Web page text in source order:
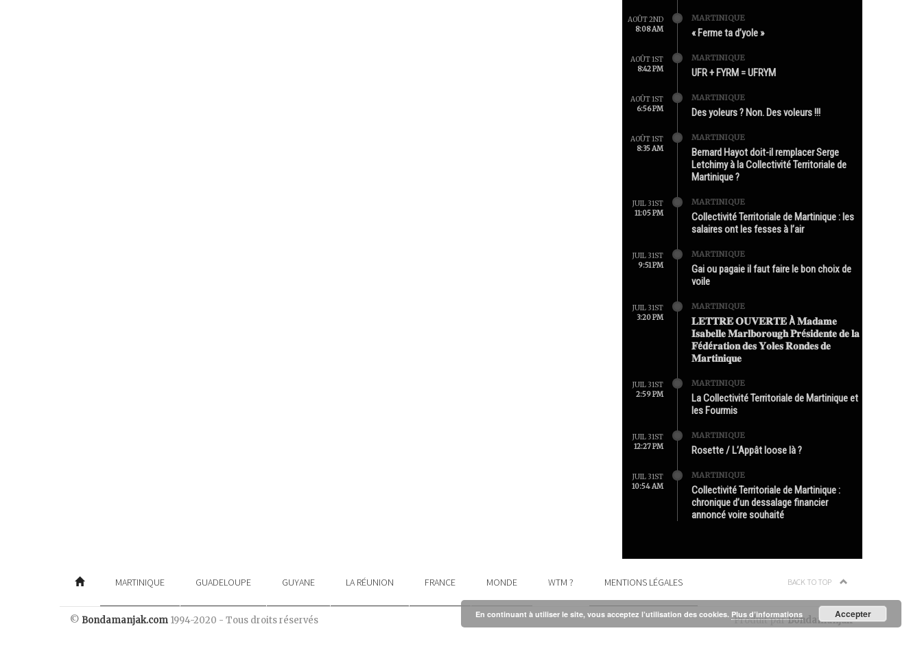
AOÛT 2ND
8:08 AM
MARTINIQUE
« Ferme ta d’yole »
AOÛT 1ST
8:42 PM
MARTINIQUE
UFR + FYRM = UFRYM
AOÛT 1ST
6:56 PM
MARTINIQUE
Des yoleurs ? Non. Des voleurs !!!
AOÛT 1ST
8:35 AM
MARTINIQUE
Bernard Hayot doit-il remplacer Serge
Letchimy à la Collectivité Territoriale de
Martinique ?
JUIL 31ST
11:05 PM
MARTINIQUE
Collectivité Territoriale de Martinique : les
salaires ont les fesses à l’air
JUIL 31ST
9:51 PM
MARTINIQUE
Gai ou pagaie il faut faire le bon choix de
voile
JUIL 31ST
3:20 PM
MARTINIQUE
𝐋𝐄𝐓𝐓𝐑𝐄 𝐎𝐔𝐕𝐄𝐑𝐓𝐄 À 𝐌𝐚𝐝𝐚𝐦𝐞
𝐈𝐬𝐚𝐛𝐞𝐥𝐥𝐞 𝐌𝐚𝐫𝐥𝐛𝐨𝐫𝐨𝐮𝐠𝐡 𝐏𝐫é𝐬𝐢𝐝𝐞𝐧𝐭𝐞 𝐝𝐞 𝐥𝐚
𝐅é𝐝é𝐫𝐚𝐭𝐢𝐨𝐧 𝐝𝐞𝐬 𝐘𝐨𝐥𝐞𝐬 𝐑𝐨𝐧𝐝𝐞𝐬 𝐝𝐞
𝐌𝐚𝐫𝐭𝐢𝐧𝐢𝐪𝐮𝐞
JUIL 31ST
2:59 PM
MARTINIQUE
La Collectivité Territoriale de Martinique et
les Fourmis
JUIL 31ST
12:27 PM
MARTINIQUE
Rosette / L’Appât loose là ?
JUIL 31ST
10:54 AM
MARTINIQUE
Collectivité Territoriale de Martinique :
chronique d’un dessalage financier
annoncé voire souhaité
MARTINIQUE GUADELOUPE GUYANE LA RÉUNION FRANCE MONDE WTM ? MENTIONS LÉGALES BACK TO TOP
© Bondamanjak.com 1994-2020 - Tous droits réservés Produit parBondamanjak
En continuant à utiliser le site, vous acceptez l’utilisation des cookies. Plus d’informations Accepter